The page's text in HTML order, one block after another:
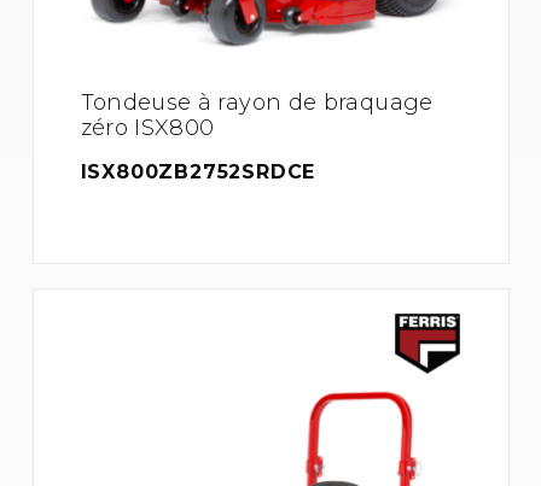
Tondeuse à rayon de braquage
zéro ISX800
ISX800ZB2752SRDCE